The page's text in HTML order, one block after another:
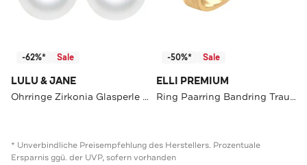
-62%* Sale
LULU & JANE
Ohrringe Zirkonia Glasperle OneColor
-50%* Sale
ELLI PREMIUM
Ring Paarring Bandring Trauring 925er Silber
* Unverbindliche Preisempfehlung des Herstellers. Prozentuale
Ersparnis ggü. der UVP, sofern vorhanden